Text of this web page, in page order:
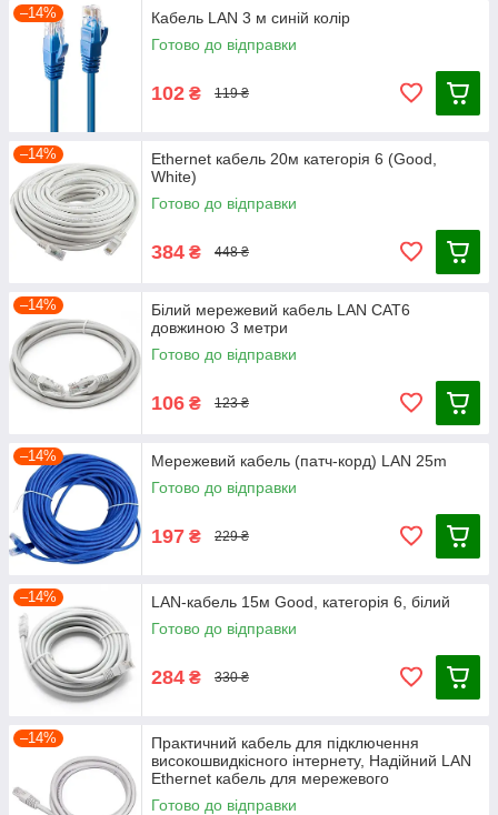
–14%
Кабель LAN 3 м синій колір
Готово до відправки
102 ₴ 119 ₴
–14%
Ethernet кабель 20м категорія 6 (Good,
White)
Готово до відправки
384 ₴ 448 ₴
–14%
Білий мережевий кабель LAN CAT6
довжиною 3 метри
Готово до відправки
106 ₴ 123 ₴
–14%
Мережевий кабель (патч-корд) LAN 25m
Готово до відправки
197 ₴ 229 ₴
–14%
LAN-кабель 15м Good, категорія 6, білий
Готово до відправки
284 ₴ 330 ₴
–14%
Практичний кабель для підключення
високошвидкісного інтернету, Надійний LAN
Ethernet кабель для мережевого
обладнання
Готово до відправки